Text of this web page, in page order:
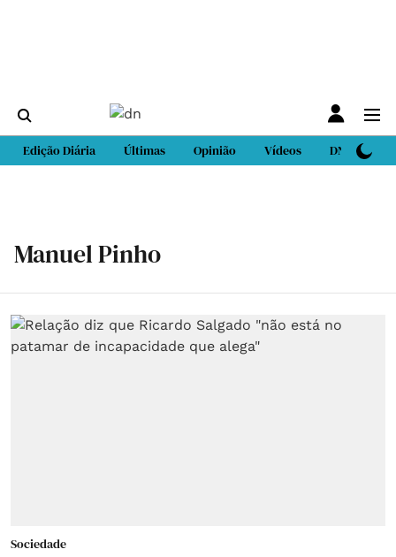
Edição Diária Últimas Opinião Vídeos DN Sport
Manuel Pinho
Sociedade